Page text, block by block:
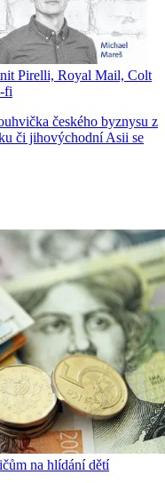
Pirelli, Royal Mail, Colt
fi
českého byznysu z
či jihovýchodní Asii se
na hlídání dětí